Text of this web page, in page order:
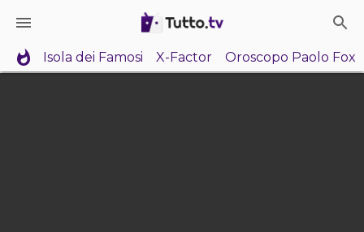
Isola dei Famosi X-Factor Oroscopo Paolo Fox